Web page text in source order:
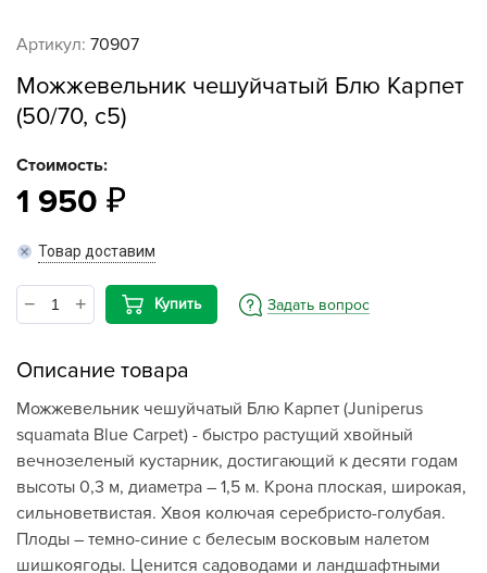
Артикул: 70907
Можжевельник чешуйчатый Блю Карпет
(50/70, c5)
Стоимость:
1 950
Товар доставим
Купить Задать вопрос
Описание товара
Можжевельник чешуйчатый Блю Карпет (Juniperus
squamata Blue Carpet) - быстро растущий хвойный
вечнозеленый кустарник, достигающий к десяти годам
высоты 0,3 м, диаметра – 1,5 м. Крона плоская, широкая,
сильноветвистая. Хвоя колючая серебристо-голубая.
Плоды – темно-синие с белесым восковым налетом
шишкоягоды. Ценится садоводами и ландшафтными